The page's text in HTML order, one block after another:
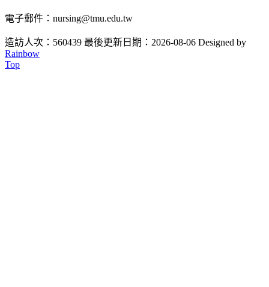
電子郵件：nursing@tmu.edu.tw
造訪人次：560439 最後更新日期：2026-08-06 Designed by
Rainbow
Top